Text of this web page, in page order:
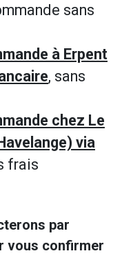
sans
à Erpent
, sans
chez Le
via
frais
par
vous confirmer